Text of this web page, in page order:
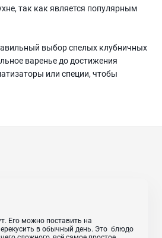
так как является популярным
выбор спелых клубничных
варенье до достижения
или специи, чтобы
Его можно поставить на
в обычный день. Это блюдо